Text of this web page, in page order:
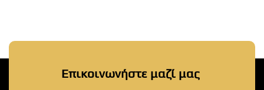
Επικοινωνήστε μαζί μας